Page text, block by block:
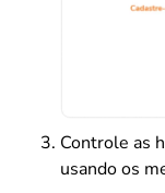
Controle as
usando os